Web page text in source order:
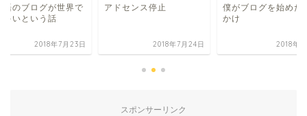
語のブログが世界で
多いという話
2018年7月23日
アドセンス停止
2018年7月24日
僕がブログを始めた
かけ
2018年6
スポンサーリンク